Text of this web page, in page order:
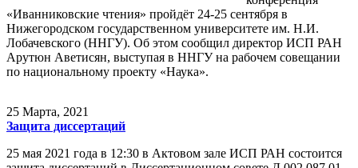
«Иванниковские чтения» пройдёт 24-25 сентября в
Нижегородском государственном университете им. Н.И.
Лобачевского (ННГУ). Об этом сообщил директор ИСП РАН
Арутюн Аветисян, выступая в ННГУ на рабочем совещании
по национальному проекту «Наука».
25 Марта, 2021
Защита диссертаций
25 мая 2021 года в 12:30 в Актовом зале ИСП РАН состоится